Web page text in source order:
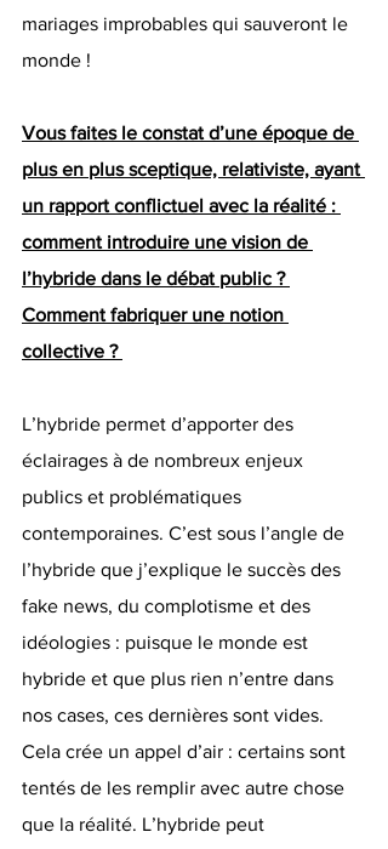
mariages improbables qui sauveront le
monde !
Vous faites le constat d’une époque de
plus en plus sceptique, relativiste, ayant
un rapport conflictuel avec la réalité :
comment introduire une vision de
l’hybride dans le débat public ?
Comment fabriquer une notion
collective ?
L’hybride permet d’apporter des
éclairages à de nombreux enjeux
publics et problématiques
contemporaines. C’est sous l’angle de
l’hybride que j’explique le succès des
fake news, du complotisme et des
idéologies : puisque le monde est
hybride et que plus rien n’entre dans
nos cases, ces dernières sont vides.
Cela crée un appel d’air : certains sont
tentés de les remplir avec autre chose
que la réalité. L’hybride peut